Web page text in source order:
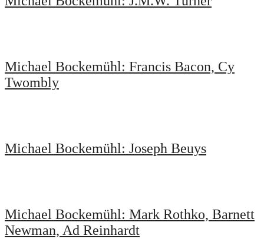
Michael Bockemühl: Francis Bacon, Cy
Twombly
Michael Bockemühl: Joseph Beuys
Michael Bockemühl: Mark Rothko, Barnett
Newman, Ad Reinhardt